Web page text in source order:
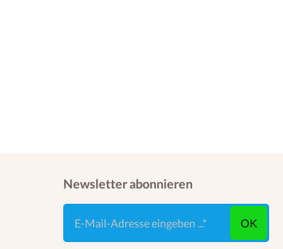
Newsletter abonnieren
E-Mail-Adresse eingeben ...
OK